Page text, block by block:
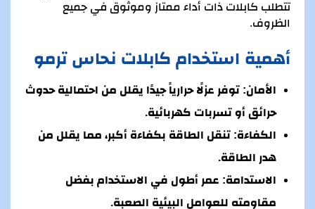
تتطلب كابلات ذات أداء ممتاز وموثوق في جميع
الظروف.
أهمية استخدام كابلات نحاس ترمو
الأمان: توفر عزلًا حرارياً جيدًا يقلل من احتمالية حدوث
حرائق أو تسربات كهربائية.
الكفاءة: تنقل الطاقة بكفاءة أكبر، مما يقلل من
هدر الطاقة.
الاستدامة: عمر أطول في الاستخدام بفضل
مقاومته للعوامل البيئية الصعبة.